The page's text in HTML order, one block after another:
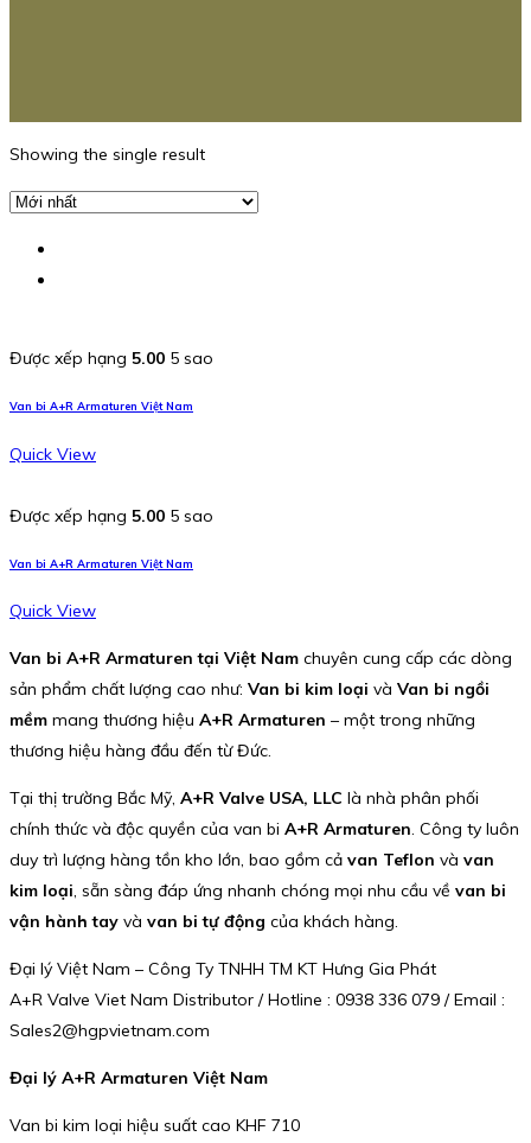
Showing the single result
Được xếp hạng 5.00 5 sao
Van bi A+R Armaturen Việt Nam
Quick View
Được xếp hạng 5.00 5 sao
Van bi A+R Armaturen Việt Nam
Quick View
Van bi A+R Armaturen tại Việt Nam chuyên cung cấp các dòng
sản phẩm chất lượng cao như: Van bi kim loại và Van bi ngồi
mềm mang thương hiệu A+R Armaturen – một trong những
thương hiệu hàng đầu đến từ Đức.
Tại thị trường Bắc Mỹ, A+R Valve USA, LLC là nhà phân phối
chính thức và độc quyền của van bi A+R Armaturen. Công ty luôn
duy trì lượng hàng tồn kho lớn, bao gồm cả van Teflon và van
kim loại, sẵn sàng đáp ứng nhanh chóng mọi nhu cầu về van bi
vận hành tay và van bi tự động của khách hàng.
Đại lý Việt Nam – Công Ty TNHH TM KT Hưng Gia Phát
A+R Valve Viet Nam Distributor / Hotline : 0938 336 079 / Email :
Sales2@hgpvietnam.com
Đại lý A+R Armaturen Việt Nam
Van bi kim loại hiệu suất cao KHF 710